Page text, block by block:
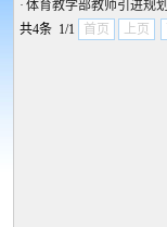
· 体育教学部教师引进规划
共4条 1/1
首页 上页